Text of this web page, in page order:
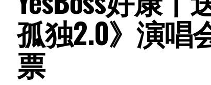
孤独2.0》演唱
票